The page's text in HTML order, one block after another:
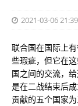
2021-03-06
联合国在国际上
些瑕疵，但它在
国之间的交流，
是在二战结束后
贡献的五个国家